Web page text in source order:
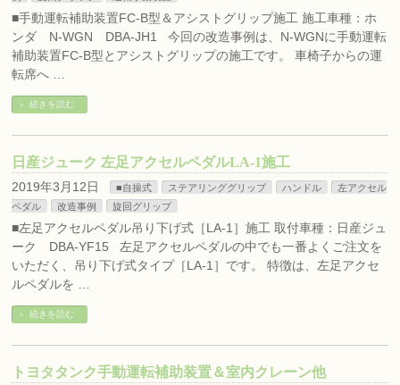
■手動運転補助装置FC-B型＆アシストグリップ施工 施工車種：ホ
ンダ N-WGN DBA-JH1 今回の改造事例は、N-WGNに手動運転
補助装置FC-B型とアシストグリップの施工です。 車椅子からの運
転席へ …
続きを読む
日産ジューク 左足アクセルペダルLA-1施工
2019年3月12日 ■自操式 ステアリンググリップ ハンドル
左アクセル
ペダル
改造事例 旋回グリップ
■左足アクセルペダル吊り下げ式［LA-1］施工 取付車種：日産ジュ
ーク DBA-YF15 左足アクセルペダルの中でも一番よくご注文を
いただく、吊り下げ式タイプ［LA-1］です。 特徴は、左足アクセ
ルペダルを …
続きを読む
トヨタタンク手動運転補助装置＆室内クレーン他